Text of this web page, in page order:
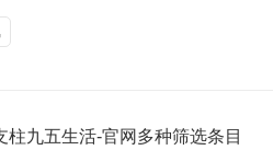
柱九五生活-官网多种筛选条目